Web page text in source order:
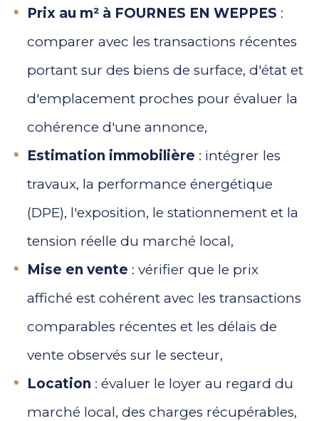
Prix au m² à FOURNES EN WEPPES :
comparer avec les transactions récentes
portant sur des biens de surface, d'état et
d'emplacement proches pour évaluer la
cohérence d'une annonce,
Estimation immobilière : intégrer les
travaux, la performance énergétique
(DPE), l'exposition, le stationnement et la
tension réelle du marché local,
Mise en vente : vérifier que le prix
affiché est cohérent avec les transactions
comparables récentes et les délais de
vente observés sur le secteur,
Location : évaluer le loyer au regard du
marché local, des charges récupérables,